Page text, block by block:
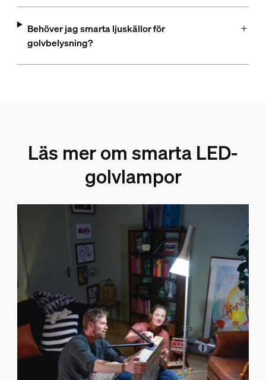
Behöver jag smarta ljuskällor för
golvbelysning?
Läs mer om smarta LED-
golvlampor